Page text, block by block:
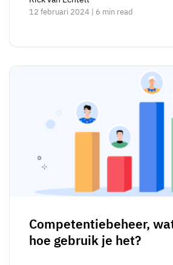
12 februari 2024 | 6 min read
Competentiebeheer,
hoe gebruik je het?